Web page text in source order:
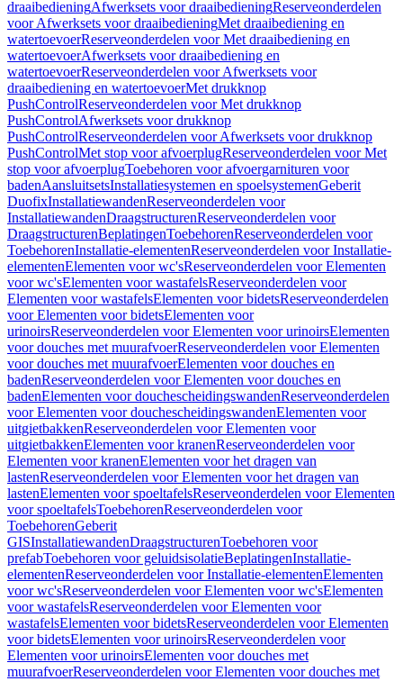
draaibedieningAfwerksets voor draaibedieningReserveonderdelen
voor Afwerksets voor draaibedieningMet draaibediening en
watertoevoerReserveonderdelen voor Met draaibediening en
watertoevoerAfwerksets voor draaibediening en
watertoevoerReserveonderdelen voor Afwerksets voor
draaibediening en watertoevoerMet drukknop
PushControlReserveonderdelen voor Met drukknop
PushControlAfwerksets voor drukknop
PushControlReserveonderdelen voor Afwerksets voor drukknop
PushControlMet stop voor afvoerplugReserveonderdelen voor Met
stop voor afvoerplugToebehoren voor afvoergarnituren voor
badenAansluitsetsInstallatiesystemen en spoelsystemenGeberit
DuofixInstallatiewandenReserveonderdelen voor
InstallatiewandenDraagstructurenReserveonderdelen voor
DraagstructurenBeplatingenToebehorenReserveonderdelen voor
ToebehorenInstallatie-elementenReserveonderdelen voor Installatie-
elementenElementen voor wc'sReserveonderdelen voor Elementen
voor wc'sElementen voor wastafelsReserveonderdelen voor
Elementen voor wastafelsElementen voor bidetsReserveonderdelen
voor Elementen voor bidetsElementen voor
urinoirsReserveonderdelen voor Elementen voor urinoirsElementen
voor douches met muurafvoerReserveonderdelen voor Elementen
voor douches met muurafvoerElementen voor douches en
badenReserveonderdelen voor Elementen voor douches en
badenElementen voor douchescheidingswandenReserveonderdelen
voor Elementen voor douchescheidingswandenElementen voor
uitgietbakkenReserveonderdelen voor Elementen voor
uitgietbakkenElementen voor kranenReserveonderdelen voor
Elementen voor kranenElementen voor het dragen van
lastenReserveonderdelen voor Elementen voor het dragen van
lastenElementen voor spoeltafelsReserveonderdelen voor Elementen
voor spoeltafelsToebehorenReserveonderdelen voor
ToebehorenGeberit
GISInstallatiewandenDraagstructurenToebehoren voor
prefabToebehoren voor geluidsisolatieBeplatingenInstallatie-
elementenReserveonderdelen voor Installatie-elementenElementen
voor wc'sReserveonderdelen voor Elementen voor wc'sElementen
voor wastafelsReserveonderdelen voor Elementen voor
wastafelsElementen voor bidetsReserveonderdelen voor Elementen
voor bidetsElementen voor urinoirsReserveonderdelen voor
Elementen voor urinoirsElementen voor douches met
muurafvoerReserveonderdelen voor Elementen voor douches met